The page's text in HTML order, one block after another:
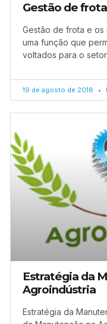
Gestão de
Gestão de frota e os
uma função que
voltados para o
19 de agosto de 2018
Estratégia da
Agroindústria
Estratégia da